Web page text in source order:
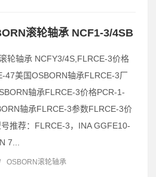
滚轮轴承 NCF1-3/4SB
轮轴承 NCFY3/4S,FLRCE-3价格
47美国OSBORN轴承FLRCE-3厂
轴承FLRCE-3价格PCR-1-
轴承FLRCE-3参数FLRCE-3价
推荐：FLRCE-3，INA GGFE10-
7...
OSBORN滚轮轴承